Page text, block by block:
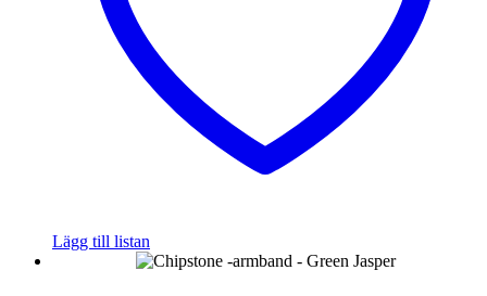
Lägg till listan